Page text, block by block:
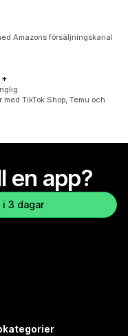
Amazons försäljningskanal
+
TikTok Shop, Temu och
en app?
i 3 dagar